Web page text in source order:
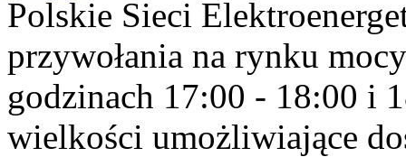
Polskie Sieci
przywołania na rynku
godzinach 17:00 - 18:00 i
wielkości umożliwiające